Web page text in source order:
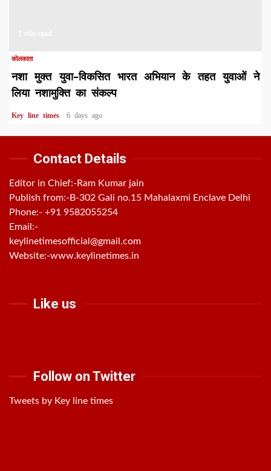
कोलकाता
नशा मुक्त युवा–विकसित भारत अभियान के तहत युवाओं ने
लिया नशामुक्ति का संकल्प
Key line times 6 days ago
Contact Details
Editor in Chief:-Ram Kumar jain
Publish from:- B-302 Gali no.15 Mahalaxmi Enclave Delhi
Phone:- +91 9582055254
Email:-
keylinetimesofficial@gmail.com
Website:-www.keylinetimes.in
Like us
Follow on Twitter
Tweets by Key line times